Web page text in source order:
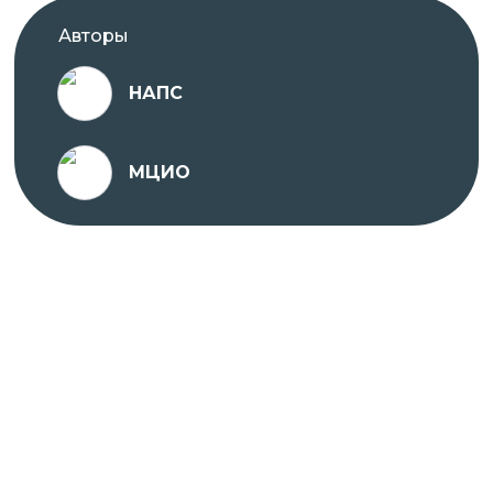
Проходить обучение вы можете в любое удобное
для вас время с ПК, ноутбука, планшета или
телефона, подключенного к сети Интернет.
На платформе предоставляется доступ к
Авторы
НАПС
МЦИО